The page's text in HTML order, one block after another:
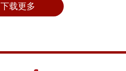
下载更多